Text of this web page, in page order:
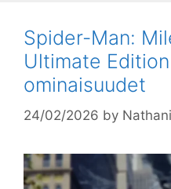
Spider-Man:
Ultimate
ominaisuudet
24/02/2026 by